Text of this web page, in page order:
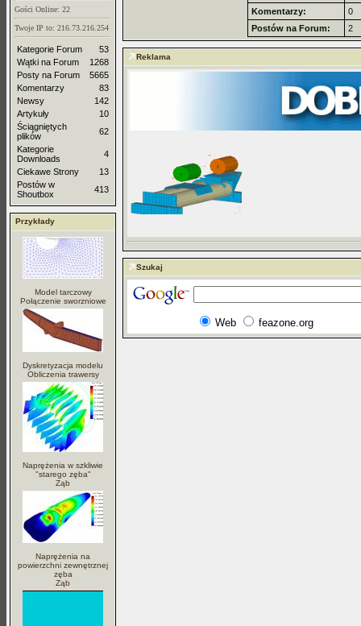
Gości Online: 22
Twoje IP to: 216.73.216.254
Kategorie Forum
53
Wątki na Forum
1268
Posty na Forum
5665
Komentarzy
83
Newsy
142
Artykuły
10
Ściągniętych
plików
62
Kategorie
Downloads
4
Ciekawe Strony
13
Postów w
Shoutbox
413
Przykłady
Model tarczowy
Połączenie sworzniowe
Dyskretyzacja modelu
Obliczenia trawersy
Naprężenia w szkliwie
"starego zęba"
Ząb
Naprężenia na
powierzchni zewnętrznej
zęba
Ząb
Komentarzy:
0
Postów na Forum:
2
Reklama
Szukaj
Web feazone.org